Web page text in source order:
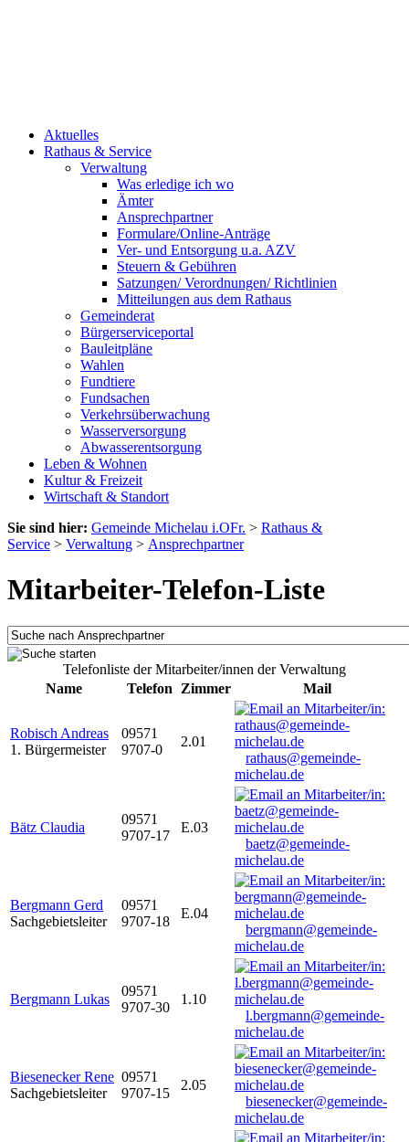
Aktuelles
Rathaus & Service
Verwaltung
Was erledige ich wo
Ämter
Ansprechpartner
Formulare/Online-Anträge
Ver- und Entsorgung u.a. AZV
Steuern & Gebühren
Satzungen/ Verordnungen/ Richtlinien
Mitteilungen aus dem Rathaus
Gemeinderat
Bürgerserviceportal
Bauleitpläne
Wahlen
Fundtiere
Fundsachen
Verkehrsüberwachung
Wasserversorgung
Abwasserentsorgung
Leben & Wohnen
Kultur & Freizeit
Wirtschaft & Standort
Sie sind hier: Gemeinde Michelau i.OFr. > Rathaus &
Service > Verwaltung > Ansprechpartner
Mitarbeiter-Telefon-Liste
Telefonliste der Mitarbeiter/innen der Verwaltung
Name
Telefon Zimmer Mail
Robisch Andreas
1. Bürgermeister
09571
9707-0
2.01
rathaus@gemeinde-
michelau.de
Bätz Claudia
09571
9707-17
E.03
baetz@gemeinde-
michelau.de
Bergmann Gerd
Sachgebietsleiter
09571
9707-18
E.04
bergmann@gemeinde-
michelau.de
Bergmann Lukas
09571
9707-30
1.10
l.bergmann@gemeinde-
michelau.de
Biesenecker Rene
Sachgebietsleiter
09571
9707-15
2.05
biesenecker@gemeinde-
michelau.de